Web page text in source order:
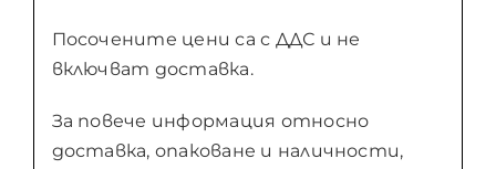
Посочените цени са с ДДС и не
включват доставка.
За повече информация относно
доставка, опаковане и наличности,